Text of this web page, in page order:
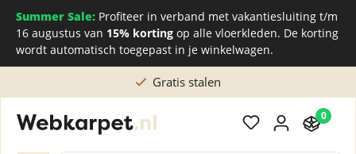
Summer Sale: Profiteer in verband met vakantiesluiting t/m
16 augustus van 15% korting op alle vloerkleden. De korting
wordt automatisch toegepast in je winkelwagen.
Gratis stalen
0